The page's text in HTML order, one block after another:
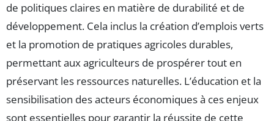
de politiques claires en matière de durabilité et de
développement. Cela inclus la création d’emplois verts
et la promotion de pratiques agricoles durables,
permettant aux agriculteurs de prospérer tout en
préservant les ressources naturelles. L’éducation et la
sensibilisation des acteurs économiques à ces enjeux
sont essentielles pour garantir la réussite de cette